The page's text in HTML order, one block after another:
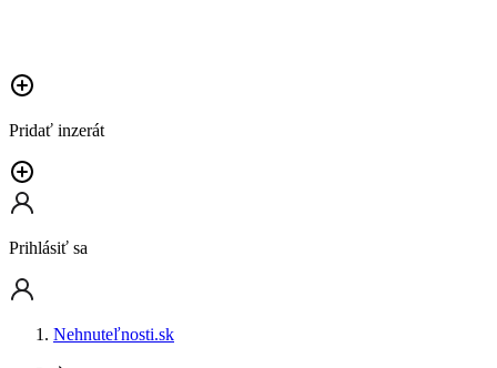
Pridať inzerát
Prihlásiť sa
Nehnuteľnosti.sk